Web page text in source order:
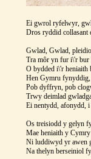
Ei gwrol ryfelwyr,
Dros ryddid collasant
Gwlad, Gwlad,
Tra môr yn fur i\'r bur
O bydded i\'r heniaith
Hen Gymru
Pob dyffryn, pob
Trwy deimlad
Ei nentydd, afonydd, i
Os treisiodd y gelyn
Mae heniaith y
Ni luddiwyd yr awen
Na thelyn berseiniol